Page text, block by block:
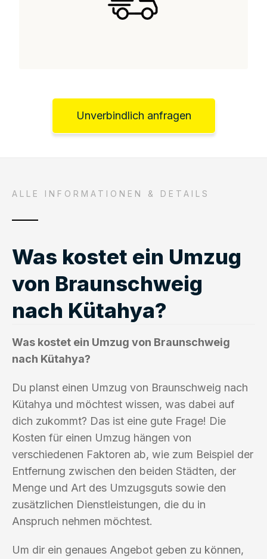
Unverbindlich anfragen
ALLE INFORMATIONEN & DETAILS
Was kostet ein Umzug
von Braunschweig
nach Kütahya?
Was kostet ein Umzug von Braunschweig
nach Kütahya?
Du planst einen Umzug von Braunschweig nach
Kütahya und möchtest wissen, was dabei auf
dich zukommt? Das ist eine gute Frage! Die
Kosten für einen Umzug hängen von
verschiedenen Faktoren ab, wie zum Beispiel der
Entfernung zwischen den beiden Städten, der
Menge und Art des Umzugsguts sowie den
zusätzlichen Dienstleistungen, die du in
Anspruch nehmen möchtest.
Um dir ein genaues Angebot geben zu können,